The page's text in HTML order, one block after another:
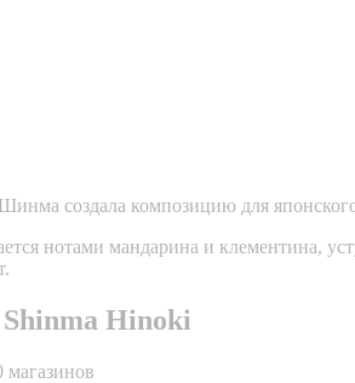
создала композицию для
нотами мандарина и клементина,
Hinoki